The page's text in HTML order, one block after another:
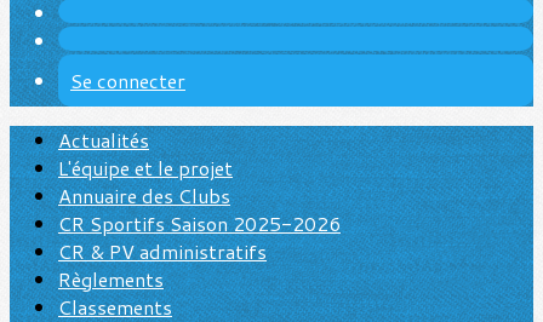
Se connecter
Actualités
L'équipe et le projet
Annuaire des Clubs
CR Sportifs Saison 2025-2026
CR & PV administratifs
Règlements
Classements